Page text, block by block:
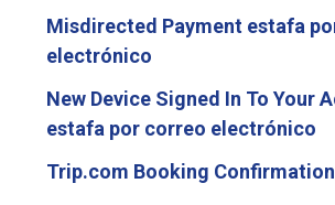
Misdirected Payment estafa
electrónico
New Device Signed In To Your
estafa por correo electrónico
Trip.com Booking